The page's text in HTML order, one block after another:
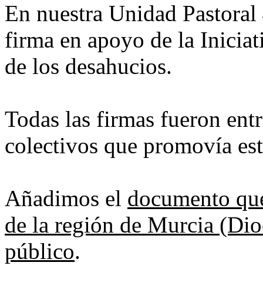
En nuestra Unidad Pastoral
firma en apoyo de la
de los desahucios.
Todas las firmas fueron
colectivos que promovía
Añadimos el documento
de la región de Murcia
público.